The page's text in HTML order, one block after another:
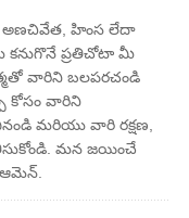
అణచివేత, హింస లేదా
కనుగొనే ప్రతిచోటా మీ
వారిని బలపరచండి
కోసం వారిని
మరియు వారి రక్షణ,
మన జయించే
ఆమెన్.